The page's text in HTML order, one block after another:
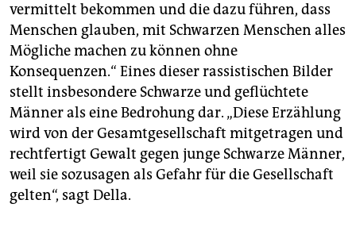
vermittelt bekommen und die dazu führen, dass
Menschen glauben, mit Schwarzen Menschen alles
Mögliche machen zu können ohne
Konsequenzen.“ Eines dieser rassistischen Bilder
stellt insbesondere Schwarze und geflüchtete
Männer als eine Bedrohung dar. „Diese Erzählung
wird von der Gesamtgesellschaft mitgetragen und
rechtfertigt Gewalt gegen junge Schwarze Männer,
weil sie sozusagen als Gefahr für die Gesellschaft
gelten“, sagt Della.